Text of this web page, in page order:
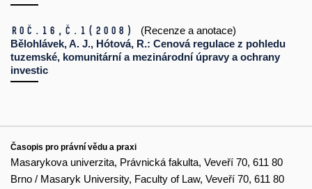
Roč.16, č.1 (2008)
(Recenze a anotace)
Bělohlávek, A. J., Hótová, R.: Cenová regulace z pohledu
tuzemské, komunitární a mezinárodní úpravy a ochrany
investic
Časopis pro právní vědu a praxi
Masarykova univerzita, Právnická fakulta, Veveří 70, 611 80
Brno / Masaryk University, Faculty of Law, Veveří 70, 611 80